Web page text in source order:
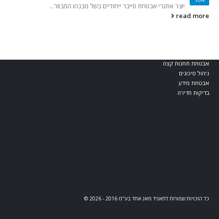
יוצר אתגרי אבטחת סייבר ייחודיים בשל מבנהו המבוזר...
read more
בלוג וחדשות
אבטחת תחנות קצה
ניהול סיכונים
אבטחת מידע
בדיקות חדירה
כל הזכויות שמורות לתאגיד מאג אחד בע"מ 2016 - 2026 ©